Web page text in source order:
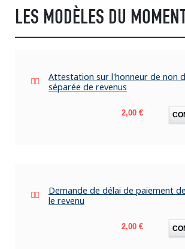
LES MODÈLES DU
Attestation sur l'honneur de non
séparée de revenus
Prix
2,00 €
Demande de délai de paiement
le revenu
Prix
2,00 €